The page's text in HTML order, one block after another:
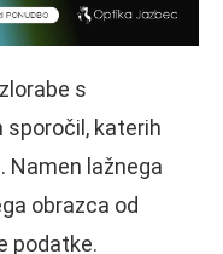
s
sporočil, katerih
Namen lažnega
obrazca od
podatke.